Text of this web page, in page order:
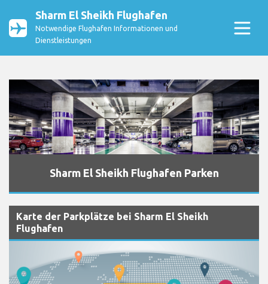
Sharm El Sheikh Flughafen
Notwendige Flughafen Informationen und
Dienstleistungen
Sharm El Sheikh Flughafen Parken
Karte der Parkplätze bei Sharm El Sheikh
Flughafen